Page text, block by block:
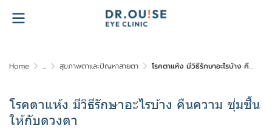
Home ... สุขภาพตาและปัญหาสายตา โรคตาแห้ง มีวิธีรักษาอะไรบ้าง คืนความ ชุ่มชื้นให้กับดวงตา
โรคตาแห้ง มีวิธีรักษาอะไรบ้าง คืนความ ชุ่มชื้น
ให้กับดวงตา